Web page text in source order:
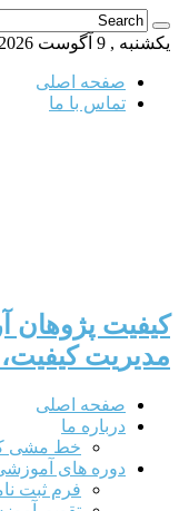
یکشنبه , 9 آگوست 2026
صفحه اصلی
تماس با ما
کیفیت پژوهان
مدیریت
صفحه اصلی
درباره ما
خط مشی
دوره های
فرم ثبت